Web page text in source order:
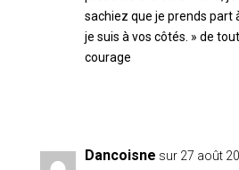
sachiez que je prends part
je suis à vos côtés. » de
courage
Dancoisne sur 27 août